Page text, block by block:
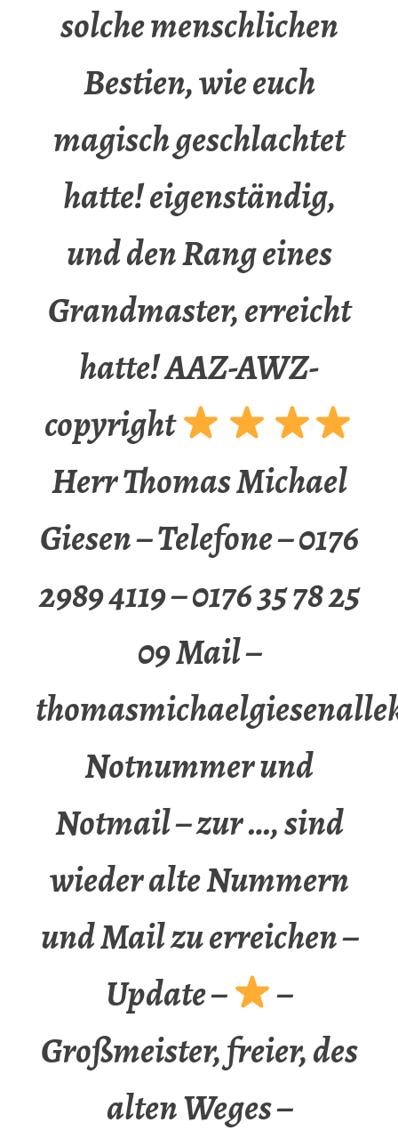
solche menschlichen
Bestien, wie euch
magisch geschlachtet
hatte! eigenständig,
und den Rang eines
Grandmaster, erreicht
hatte! AAZ-AWZ-
copyright
Herr Thomas Michael
Giesen – Telefone – 0176
2989 4119 – 0176 35 78 25
09 Mail –
Notnummer und
Notmail – zur …, sind
wieder alte Nummern
und Mail zu erreichen –
Update –
–
Großmeister, freier, des
alten Weges –